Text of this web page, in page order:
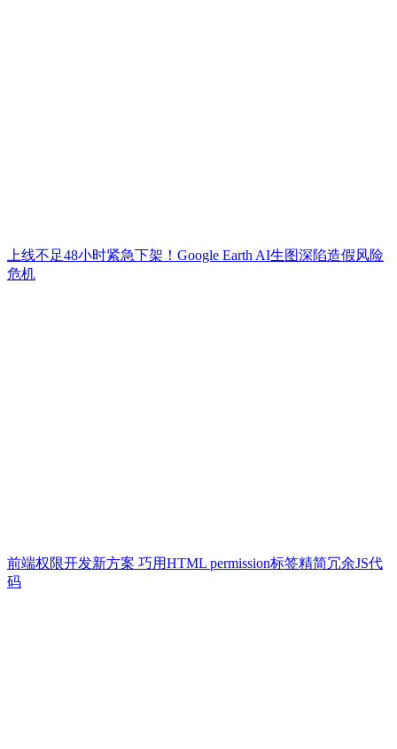
上线不足48小时紧急下架！Google Earth AI生图深陷造假风险
危机
前端权限开发新方案 巧用HTML permission标签精简冗余JS代
码